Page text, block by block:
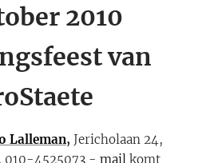
2010
van
Lalleman, Jericholaan 24,
010-4525073 - mail komt